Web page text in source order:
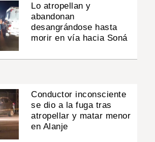
Lo atropellan y
abandonan
desangrándose hasta
morir en vía hacia Soná
Conductor inconsciente
se dio a la fuga tras
atropellar y matar menor
en Alanje